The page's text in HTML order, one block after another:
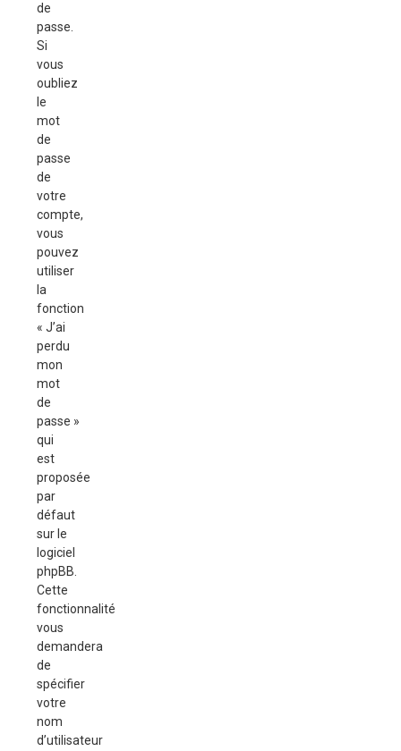
de
passe.
Si
vous
oubliez
le
mot
de
passe
de
votre
compte,
vous
pouvez
utiliser
la
fonction
« J’ai
perdu
mon
mot
de
passe »
qui
est
proposée
par
défaut
sur le
logiciel
phpBB.
Cette
fonctionnalité
vous
demandera
de
spécifier
votre
nom
d’utilisateur